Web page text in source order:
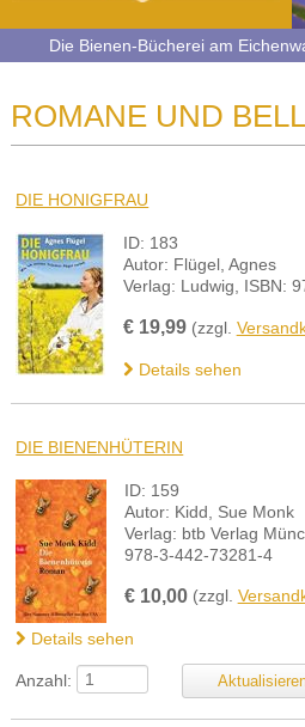
Die Bienen-Bücherei am
ROMANE UND
DIE HONIGFRAU
ID: 183
Autor: Flügel, Agnes
Verlag: Ludwig, ISBN:
€19,99 (zzgl.
Details sehen
DIE BIENENHÜTERIN
ID: 159
Autor: Kidd, Sue Monk
Verlag: btb Verlag
978-3-442-73281-4
€10,00 (zzgl.
Details sehen
Anzahl: